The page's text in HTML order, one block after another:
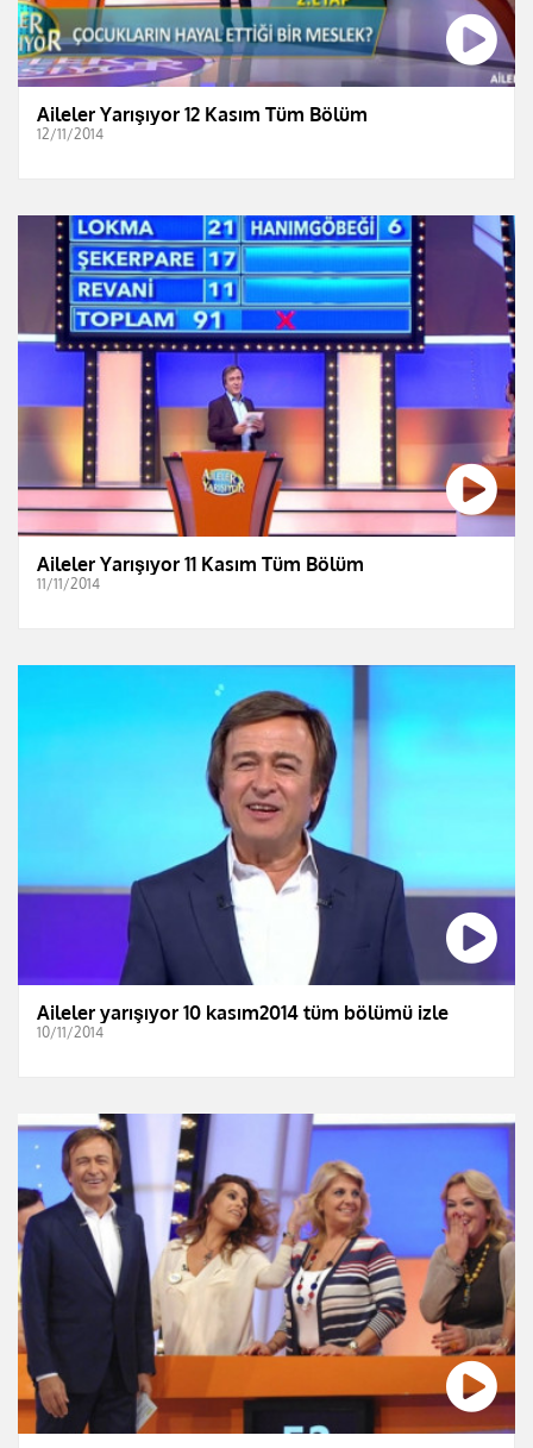
Aileler Yarışıyor 12 Kasım Tüm Bölüm
12/11/2014
Aileler Yarışıyor 11 Kasım Tüm Bölüm
11/11/2014
Aileler yarışıyor 10 kasım2014 tüm bölümü izle
10/11/2014